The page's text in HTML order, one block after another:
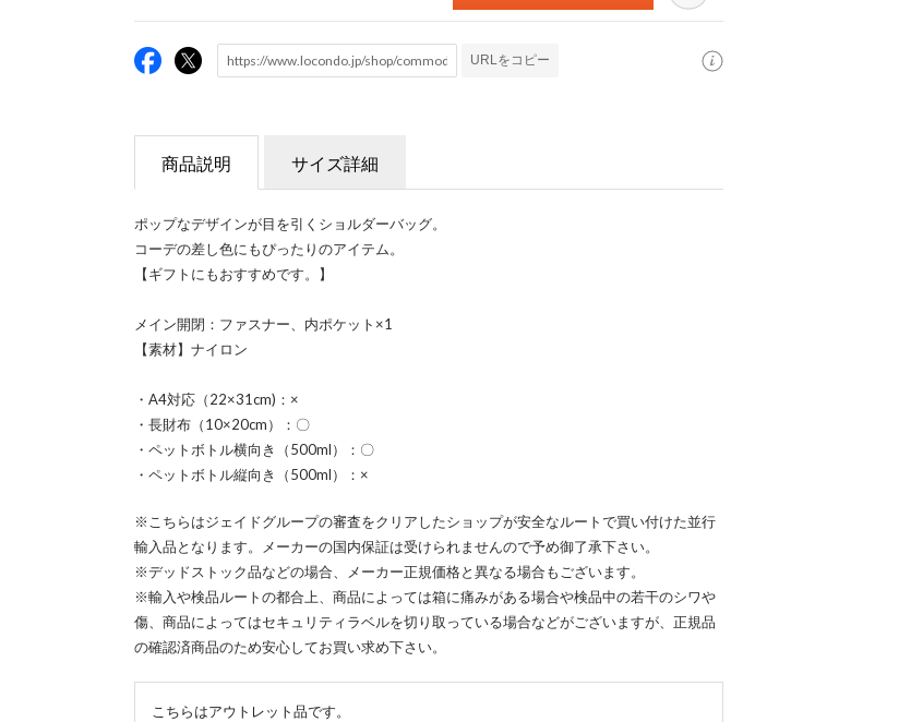
URLをコピー
商品説明 サイズ詳細
ポップなデザインが目を引くショルダーバッグ。
コーデの差し色にもぴったりのアイテム。
【ギフトにもおすすめです。】
メイン開閉：ファスナー、内ポケット×1
【素材】ナイロン
・A4対応（22×31cm)：×
・長財布（10×20cm）：〇
・ペットボトル横向き（500ml）：〇
・ペットボトル縦向き（500ml）：×
※こちらはジェイドグループの審査をクリアしたショップが安全なルートで買い付けた並行
輸入品となります。メーカーの国内保証は受けられませんので予め御了承下さい。
※デッドストック品などの場合、メーカー正規価格と異なる場合もございます。
※輸入や検品ルートの都合上、商品によっては箱に痛みがある場合や検品中の若干のシワや
傷、商品によってはセキュリティラベルを切り取っている場合などがございますが、正規品
の確認済商品のため安心してお買い求め下さい。
こちらはアウトレット品です。